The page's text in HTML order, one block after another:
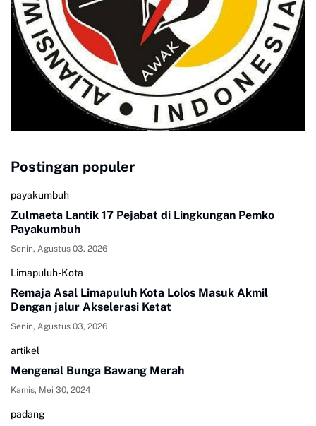
Postingan populer
payakumbuh
Zulmaeta Lantik 17 Pejabat di Lingkungan Pemko
Payakumbuh
Senin, Agustus 03, 2026
Limapuluh-Kota
Remaja Asal Limapuluh Kota Lolos Masuk Akmil
Dengan jalur Akselerasi Ketat
Senin, Agustus 03, 2026
artikel
Mengenal Bunga Bawang Merah
Kamis, Mei 30, 2024
padang